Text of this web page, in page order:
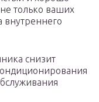
только ваших
внутреннего
снизит